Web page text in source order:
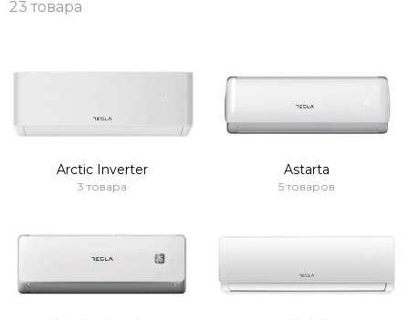
Arctic Inverter
3 товара
Astarta
5 товаров